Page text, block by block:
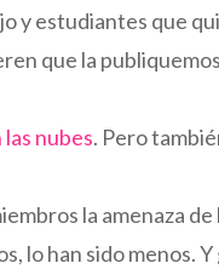
y estudiantes que
que la
nubes. Pero
la amenaza
lo han sido menos.